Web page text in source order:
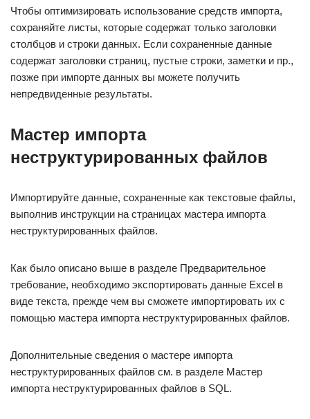
Чтобы оптимизировать использование средств импорта,
сохраняйте листы, которые содержат только заголовки
столбцов и строки данных. Если сохраненные данные
содержат заголовки страниц, пустые строки, заметки и пр.,
позже при импорте данных вы можете получить
непредвиденные результаты.
Мастер импорта
неструктурированных файлов
Импортируйте данные, сохраненные как текстовые файлы,
выполнив инструкции на страницах мастера импорта
неструктурированных файлов.
Как было описано выше в разделе Предварительное
требование, необходимо экспортировать данные Excel в
виде текста, прежде чем вы сможете импортировать их с
помощью мастера импорта неструктурированных файлов.
Дополнительные сведения о мастере импорта
неструктурированных файлов см. в разделе Мастер
импорта неструктурированных файлов в SQL.